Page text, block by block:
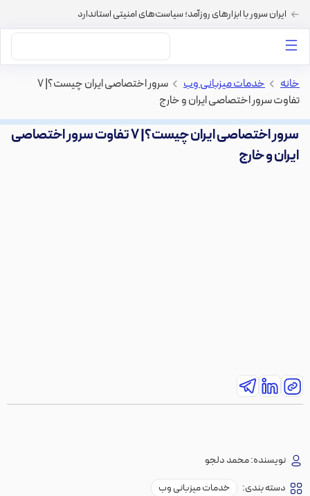
ایران سرور با ابزارهای روزآمد؛ سیاست‌های امنیتی استاندارد
خانه > خدمات میزبانی وب >
سرور اختصاصی ایران چیست؟| ۷
تفاوت سرور اختصاصی ایران و خارج
سرور اختصاصی ایران چیست؟| ۷ تفاوت سرور اختصاصی
ایران و خارج
نویسنده:محمد دلجو
دسته بندی:
خدمات میزبانی وب